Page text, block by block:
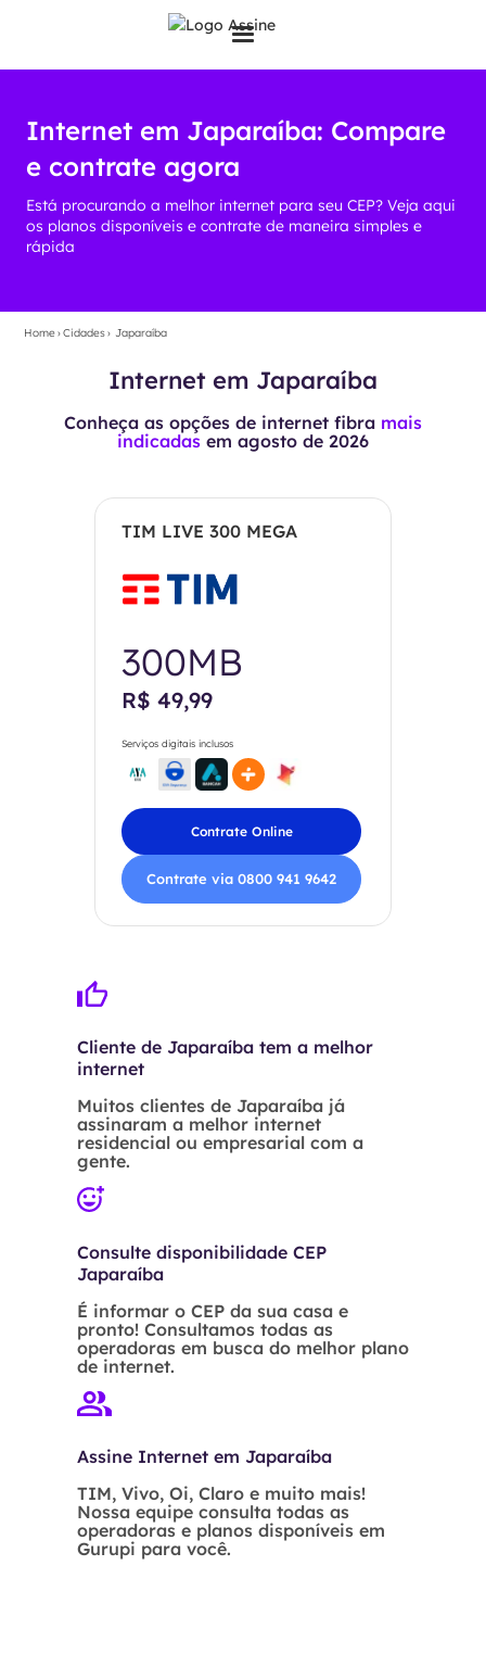
Internet em Japaraíba: Compare
e contrate agora
Está procurando a melhor internet para seu CEP? Veja aqui
os planos disponíveis e contrate de maneira simples e
rápida
Home›Cidades› Japaraíba
Internet em Japaraíba
Conheça as opções de internet fibra mais
indicadas em agosto de 2026
TIM LIVE 300 MEGA
300MB
R$ 49,99
Serviços digitais inclusos
Contrate Online
Contrate via 0800 941 9642
Cliente de Japaraíba tem a melhor
internet
Muitos clientes de Japaraíba já
assinaram a melhor internet
residencial ou empresarial com a
gente.
Consulte disponibilidade CEP
Japaraíba
É informar o CEP da sua casa e
pronto! Consultamos todas as
operadoras em busca do melhor plano
de internet.
Assine Internet em Japaraíba
TIM, Vivo, Oi, Claro e muito mais!
Nossa equipe consulta todas as
operadoras e planos disponíveis em
Gurupi para você.